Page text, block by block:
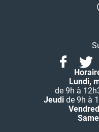
Facebook
Lundi,
de 9h à
Jeudi de 9h à